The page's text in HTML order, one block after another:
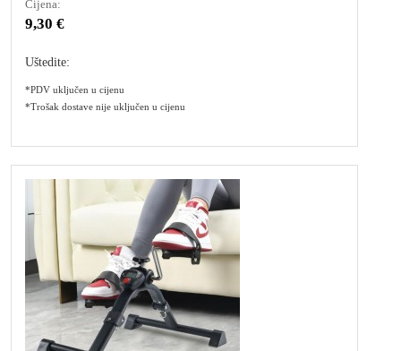
Cijena:
9,30 €
Uštedite:
*PDV uključen u cijenu
*Trošak dostave nije uključen u cijenu